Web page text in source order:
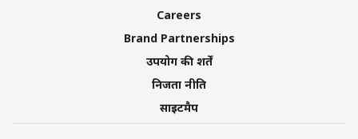
Careers
Brand Partnerships
उपयोग की शर्तें
निजता नीति
साइटमैप